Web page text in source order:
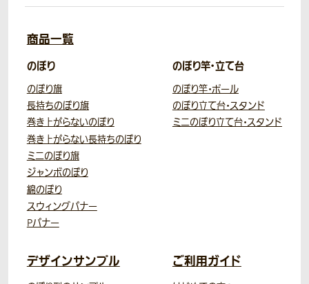
商品一覧
のぼり
のぼり旗
長持ちのぼり旗
巻き上がらないのぼり
巻き上がらない長持ちのぼり
ミニのぼり旗
ジャンボのぼり
綿のぼり
スウィングバナー
Pバナー
のぼり竿・立て台
のぼり竿・ポール
のぼり立て台・スタンド
ミニのぼり立て台・スタンド
デザインサンプル ご利用ガイド